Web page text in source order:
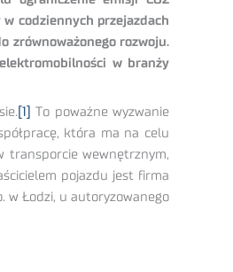
codziennych przejazdach
zrównoważonego rozwoju.
w branży
[1]
To poważne wyzwanie
która ma na celu
transporcie wewnętrznym,
pojazdu jest firma
w Łodzi, u autoryzowanego